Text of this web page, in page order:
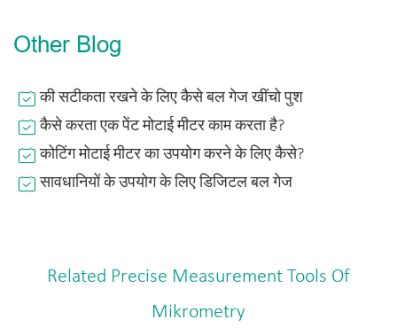
Other Blog
की सटीकता रखने के लिए कैसे बल गेज खींचो पुश
कैसे करता एक पेंट मोटाई मीटर काम करता है?
कोटिंग मोटाई मीटर का उपयोग करने के लिए कैसे?
सावधानियों के उपयोग के लिए डिजिटल बल गेज
Related Precise Measurement Tools Of
Mikrometry